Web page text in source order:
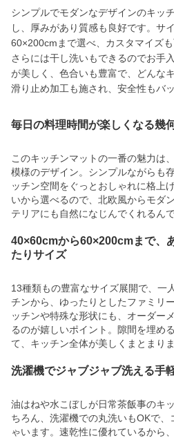
シンプルでモダンなデザインのキッ
し、厚みがあり質感も良好です。サ
60×200cmまで選べ、カスタマイズも
さらには干し洗いもできるのでお手
が美しく、色合いも豊富で、どんな
滑り止め加工も施され、安全性もバッ
毎日の料理時間が楽しくなる幾
このキッチンマットの一番の魅力は
模様のデザイン。シンプルながらも
ッチン空間をぐっとおしゃれに格上
いから選べるので、北欧風からモダ
テリアにも自然になじんでくれるんで
40×60cmから60×200cmまで、
たりサイズ
13種類もの豊富なサイズ展開で、一
チンから、ゆったりとしたファミリ
ッチンや特殊な形状にも、オーダー
るのが嬉しいポイント。隙間を埋め
て、キッチン全体が美しくまとまりま
洗濯機でジャブジャブ洗える手
油はねや水こぼしが日常茶飯事のキ
ちろん、洗濯機での丸洗いもOKで
ゃいます。速乾性に優れているから